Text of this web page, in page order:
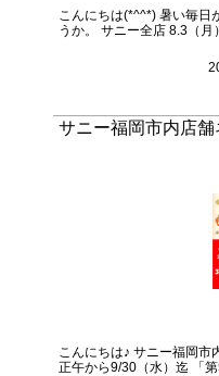
こんにちは(*^^*) 暑い毎日
うか。 サニー全店 8.3（月
サニー福岡市内店
こんにちは♪ サニー福岡市
正午から9/30（水）迄 「